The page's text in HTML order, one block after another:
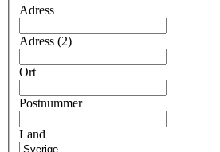
Adress
Adress (2)
Ort
Postnummer
Land